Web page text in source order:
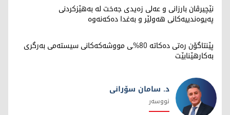
نێچیرڤان بارزانی و عەلی زەیدی جەخت لە بەهێزکردنی
پەیوەندییەکانی هەولێر و بەغدا دەکەنەوە
پێنتاگۆن رەتی دەکاتە 80%ـی مووشەکەکانی سیستەمی بەرگری
بەکارهێنابێت
د. سامان سۆرانی
نووسەر